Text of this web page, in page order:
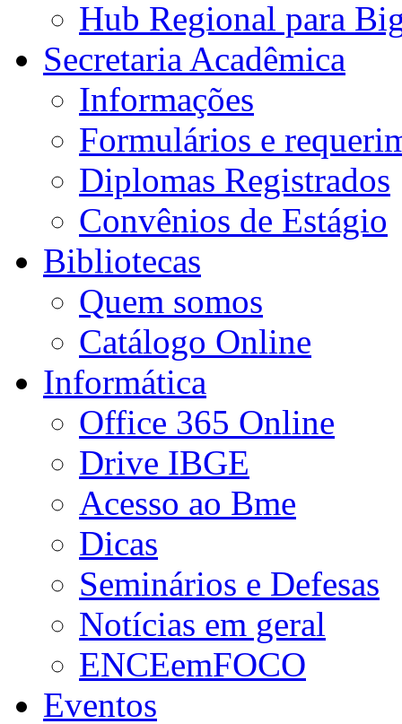
Hub Regional para
Secretaria Acadêmica
Informações
Formulários e
Diplomas Registrados
Convênios de Estágio
Bibliotecas
Quem somos
Catálogo Online
Informática
Office 365 Online
Drive IBGE
Acesso ao Bme
Dicas
Seminários e Defesas
Notícias em geral
ENCEemFOCO
Eventos